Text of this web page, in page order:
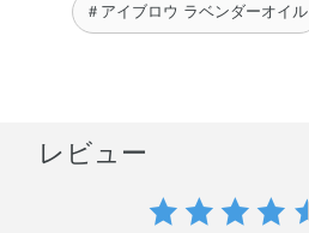
＃アイブロウ ラベンダーオイル
レビュー